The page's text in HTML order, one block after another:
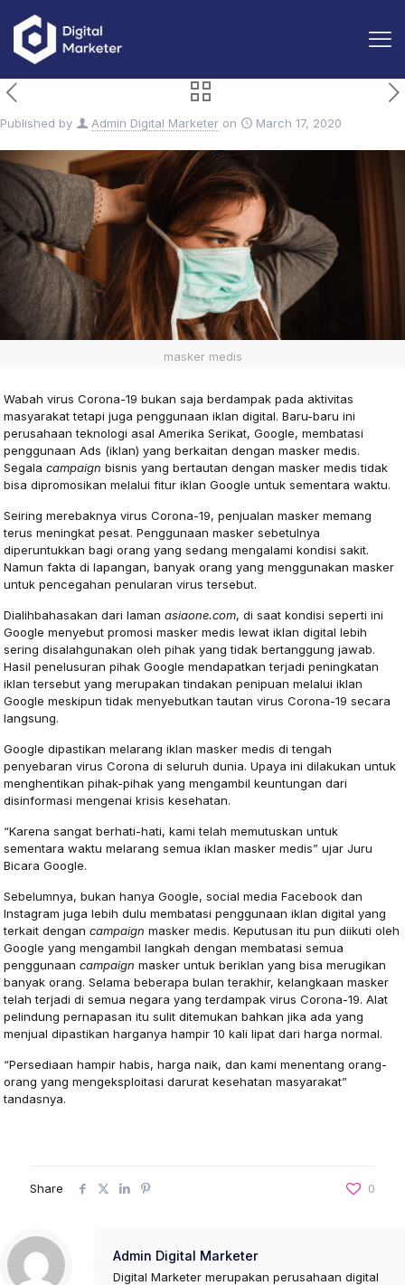
Published by Admin Digital Marketer on March 17, 2020
masker medis
Wabah virus Corona-19 bukan saja berdampak pada aktivitas
masyarakat tetapi juga penggunaan iklan digital. Baru-baru ini
perusahaan teknologi asal Amerika Serikat, Google, membatasi
penggunaan Ads (iklan) yang berkaitan dengan masker medis.
Segalacampaignbisnis yang bertautan dengan masker medis tidak
bisa dipromosikan melalui fitur iklan Google untuk sementara waktu.
Seiring merebaknya virus Corona-19, penjualan masker memang
terus meningkat pesat. Penggunaan masker sebetulnya
diperuntukkan bagi orang yang sedang mengalami kondisi sakit.
Namun fakta di lapangan, banyak orang yang menggunakan masker
untuk pencegahan penularan virus tersebut.
Dialihbahasakan dari lamanasiaone.com, di saat kondisi seperti ini
Google menyebut promosi masker medis lewat iklan digital lebih
sering disalahgunakan oleh pihak yang tidak bertanggung jawab.
Hasil penelusuran pihak Google mendapatkan terjadi peningkatan
iklan tersebut yang merupakan tindakan penipuan melalui iklan
Google meskipun tidak menyebutkan tautan virus Corona-19 secara
langsung.
Google dipastikan melarang iklan masker medis di tengah
penyebaran virus Corona di seluruh dunia. Upaya ini dilakukan untuk
menghentikan pihak-pihak yang mengambil keuntungan dari
disinformasi mengenai krisis kesehatan.
“Karena sangat berhati-hati, kami telah memutuskan untuk
sementara waktu melarang semua iklan masker medis” ujar Juru
Bicara Google.
Sebelumnya, bukan hanya Google, social media Facebook dan
Instagram juga lebih dulu membatasi penggunaan iklan digital yang
terkait dengancampaignmasker medis. Keputusan itu pun diikuti oleh
Google yang mengambil langkah dengan membatasi semua
penggunaancampaignmasker untuk beriklan yang bisa merugikan
banyak orang. Selama beberapa bulan terakhir, kelangkaan masker
telah terjadi di semua negara yang terdampak virus Corona-19. Alat
pelindung pernapasan itu sulit ditemukan bahkan jika ada yang
menjual dipastikan harganya hampir 10 kali lipat dari harga normal.
“Persediaan hampir habis, harga naik, dan kami menentang orang-
orang yang mengeksploitasi darurat kesehatan masyarakat”
tandasnya.
Share 0
Admin Digital Marketer
Digital Marketer merupakan perusahaan digital